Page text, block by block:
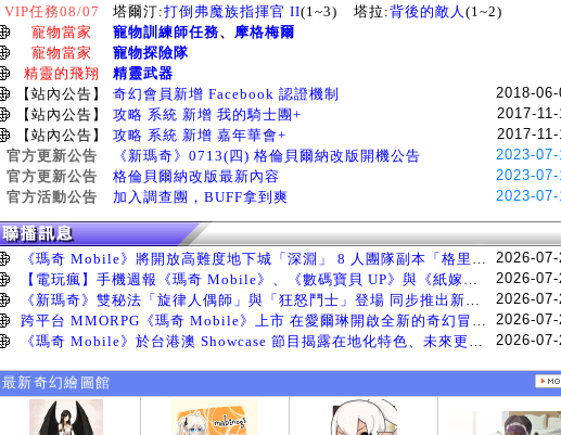
VIP任務08/07
塔爾汀:打倒弗魔族指揮官 II(1~3) 塔拉:背後的敵人 (1~2)
寵物當家
寵物訓練師任務、 摩格梅爾
寵物當家
寵物探險隊
精靈的飛翔
精靈武器
【站內公告】
奇幻會員新增 Facebook 認證機制
2018-06-
【站內公告】
攻略 系統 新增 我的騎士團+
2017-11-
【站內公告】
攻略 系統 新增 嘉年華會+
2017-11-
官方更新公告
《新瑪奇》0713(四) 格倫貝爾納改版開機公告
2023-07-
官方更新公告
格倫貝爾納改版最新內容
2023-07-
官方活動公告
加入調查團，BUFF拿到爽 2023-07-
《瑪奇 Mobile》將開放高難度地下城「深淵」 8 人團隊副本「格里斯貝恩」將於 8 月 5 日登場
2026-07-
【電玩瘋】手機週報《瑪奇 Mobile》、《數碼寶貝 UP》與《紙嫁衣 9 羅浮夢》等遊戲
2026-07-
《新瑪奇》雙秘法「旋律人偶師」與「狂怒鬥士」登場 同步推出新系統「神秘工坊」
2026-07-
跨平台 MMORPG《瑪奇 Mobile》上市 在愛爾琳開啟全新的奇幻冒險生活
2026-07-
《瑪奇 Mobile》於台港澳 Showcase 節目揭露在地化特色、未來更新計畫等內容 首次公開台灣動畫
2026-07-
最新奇幻繪圖館